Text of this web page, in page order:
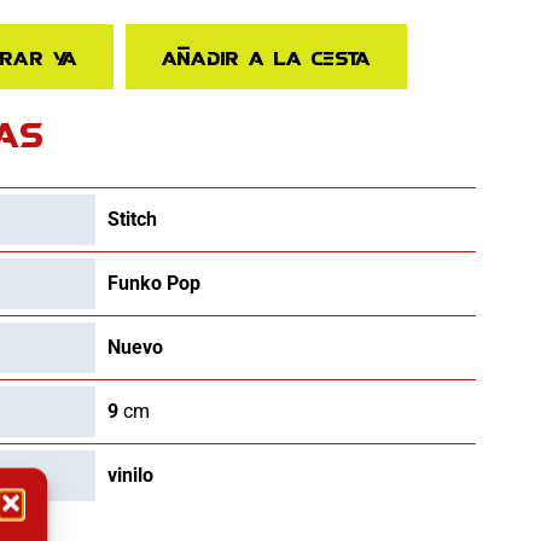
ya Añadir a la cesta
Stitch
Funko Pop
Nuevo
9 cm
vinilo